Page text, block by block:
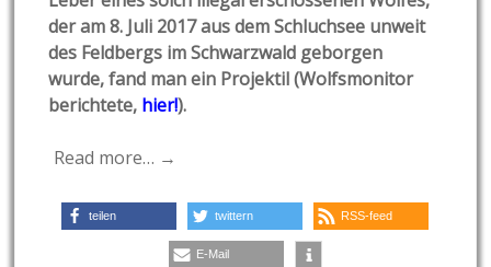
der am 8. Juli 2017 aus dem Schluchsee unweit
des Feldbergs im Schwarzwald geborgen
wurde, fand man ein Projektil (Wolfsmonitor
berichtete, hier!).
Read more… →
teilen twittern RSS-feed
E-Mail